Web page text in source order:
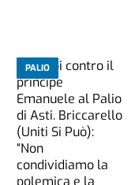
PALIO